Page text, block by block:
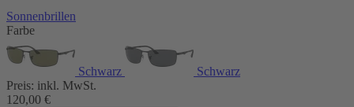
Sonnenbrillen
Farbe
Schwarz
Schwarz
Preis: inkl. MwSt.
120,00 €